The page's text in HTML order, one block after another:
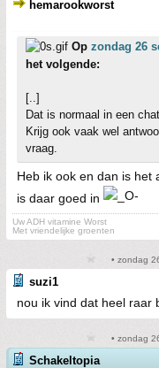
hemarookworst
Op zondag 26
het volgende:
[..]
Dat is normaal in een
Krijg ook vaak wel
vraag.
Heb ik ook en dan is het
is daar goed in
Uw ADH vitamine Worst
Met vriendelijke groenten
• zondag
suzi1
nou ik vind dat heel raar
• zondag
Schakeltopia